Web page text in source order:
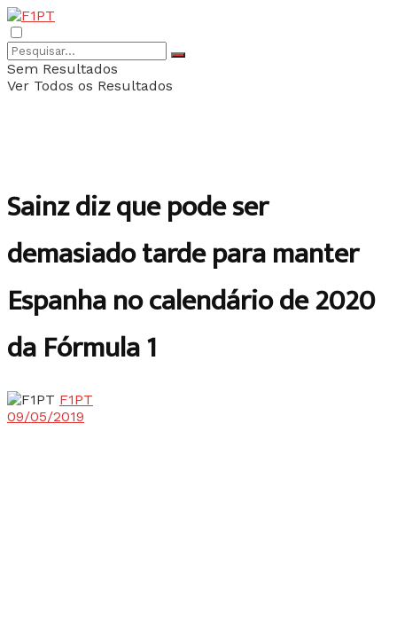
Sem Resultados
Ver Todos os Resultados
Sainz diz que pode ser
demasiado tarde para manter
Espanha no calendário de 2020
da Fórmula 1
F1PT
09/05/2019